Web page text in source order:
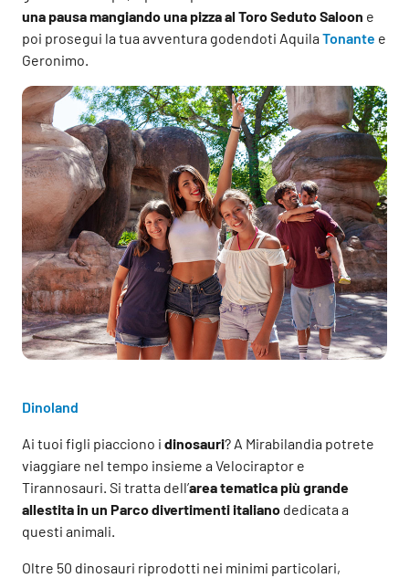
una pausa mangiando una pizza al Toro Seduto Saloon e
poi prosegui la tua avventura godendoti AquilaTonante e
Geronimo.
Dinoland
Ai tuoi figli piacciono i dinosauri? A Mirabilandia potrete
viaggiare nel tempo insieme a Velociraptor e
Tirannosauri. Si tratta dell’area tematica più grande
allestita in un Parco divertimenti italiano dedicata a
questi animali.
Oltre 50 dinosauri riprodotti nei minimi particolari,